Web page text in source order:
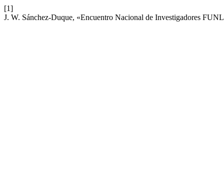
[1]
J. W. Sánchez-Duque, «Encuentro Nacional de Investigadores